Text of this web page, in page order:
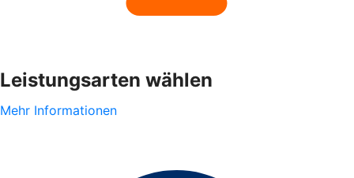
Leistungsarten wählen
Mehr Informationen